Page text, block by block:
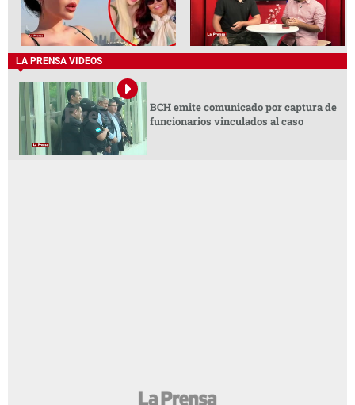
LA PRENSA VIDEOS
BCH emite comunicado por captura de
funcionarios vinculados al caso